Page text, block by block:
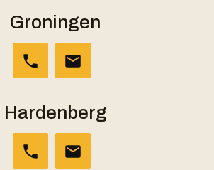
Groningen
Hardenberg